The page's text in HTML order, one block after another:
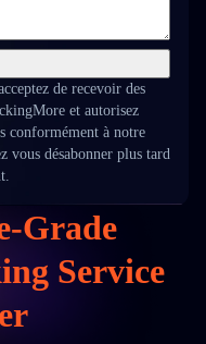
Grade
Service
de recevoir des
et autorisez
conformément à notre
vous désabonner plus tard